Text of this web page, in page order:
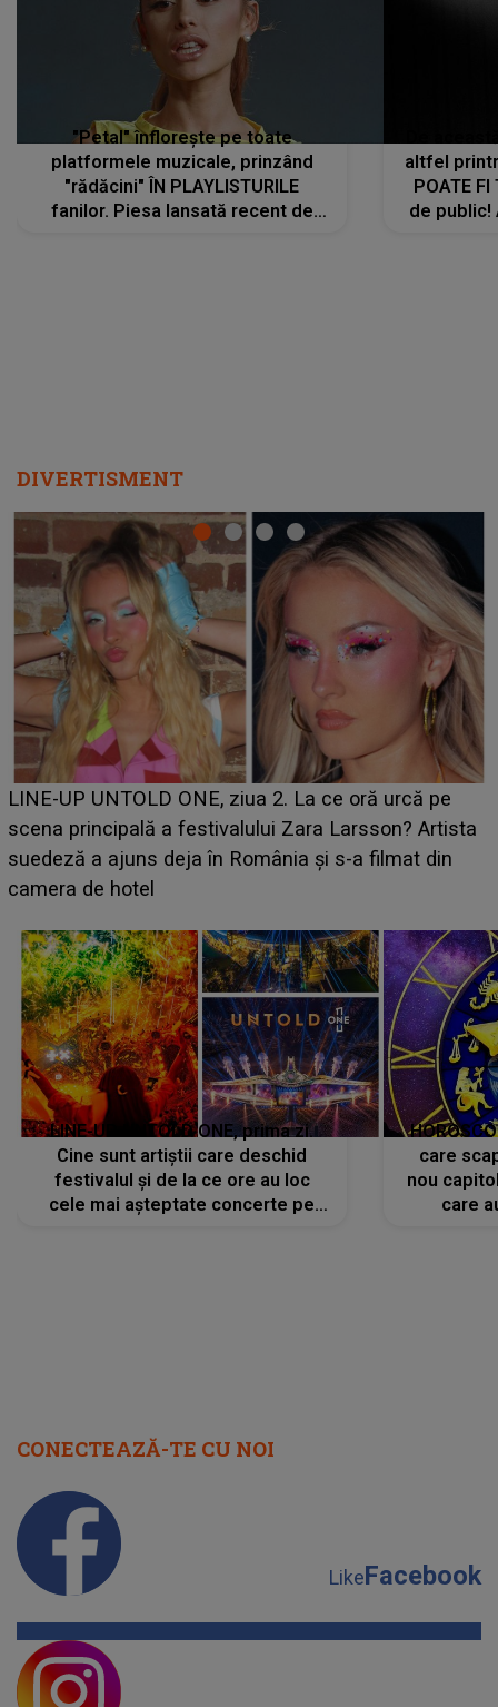
"Petal" înflorește pe toate
platformele muzicale, prinzând
"rădăcini" ÎN PLAYLISTURILE
fanilor. Piesa lansată recent de
altfel
POATE FI
de public!
DIVERTISMENT
Ce a dezvăluit noua concurentă din "Casa Iubirii" l-a
luat prin surprindere pe Emanuel. CINE ESTE
BĂIATUL VIZAT de Alexandra?! Aflându-se în fața
faptului împlinit, A RECUNOSCUT IMEDIAT: "Am
LINE-UP UNTOLD ONE, prima zi.
Cine sunt artiștii care deschid
festivalul și de la ce ore au loc
cele mai așteptate concerte pe
care
nou
care
CONECTEAZĂ-TE CU NOI
LikeFacebook